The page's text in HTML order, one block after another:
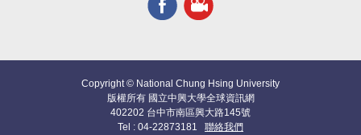
Copyright © National Chung Hsing University
版權所有 國立中興大學全球資訊網
402202 台中市南區興大路145號
Tel : 04-22873181 聯絡我們